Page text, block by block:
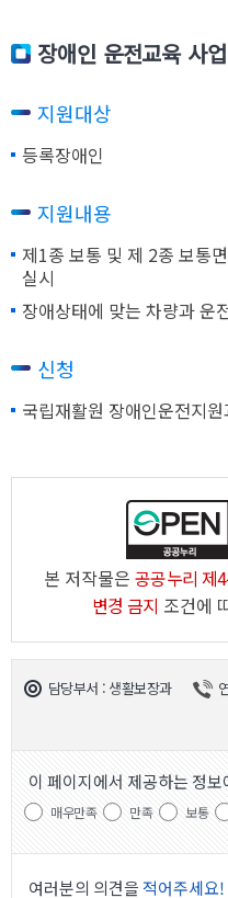
장애인 운전교육 사
지원대상
등록장애인
지원내용
제1종 보통 및 제 2종 보통
실시
장애상태에 맞는 차량과 운
신청
국립재활원 장애인운전지
본 저작물은공공누리 제
변경 금지 조건에
담당부서 : 생활보장과
이 페이지에서 제공하는 정보
매우만족 만족 보통
여러분의 의견을적어주세요!